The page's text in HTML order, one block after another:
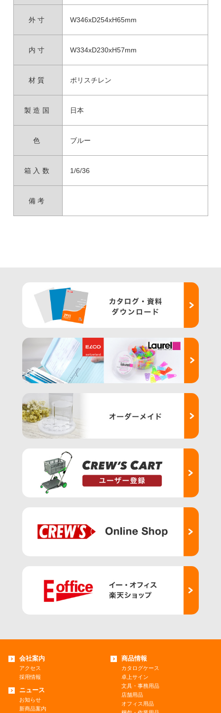
外寸 W346xD254xH65mm
内寸 W334xD230xH57mm
材質 ポリスチレン
製造国 日本
色 ブルー
箱入数 1/6/36
備考
会社案内
アクセス
採用情報
ニュース
お知らせ
新商品案内
商品情報
カタログケース
卓上サイン
文具・事務用品
店舗用品
オフィス用品